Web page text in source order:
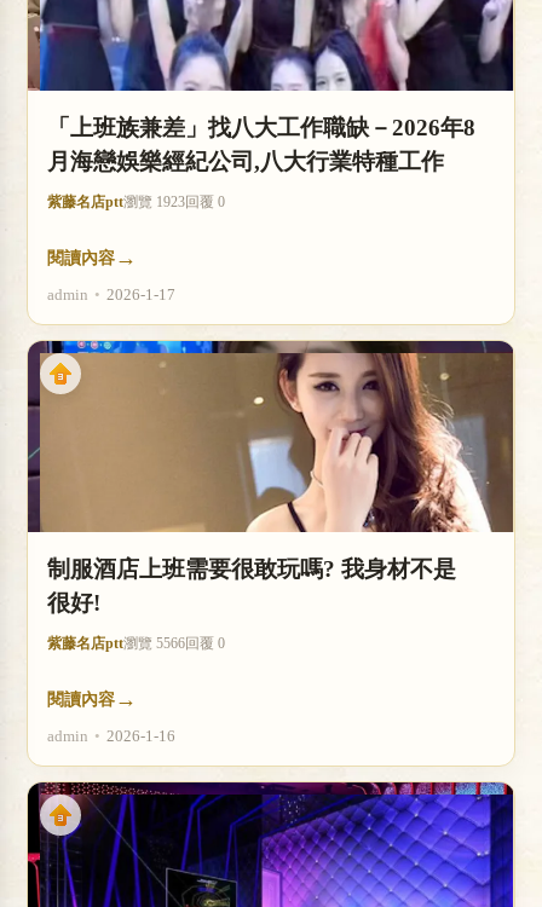
「上班族兼差」找八大工作職缺－2026年8
月海戀娛樂經紀公司,八大行業特種工作
紫藤名店ptt瀏覽 1923回覆 0
閱讀內容 →
admin • 2026-1-17
制服酒店上班需要很敢玩嗎? 我身材不是
很好!
紫藤名店ptt瀏覽 5566回覆 0
閱讀內容 →
admin • 2026-1-16